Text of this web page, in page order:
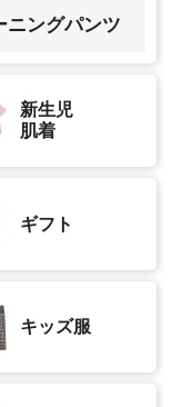
ニングパンツ
新生児
肌着
ギフト
キッズ服